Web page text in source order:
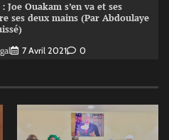
Joe Ouakam s’en va et ses
ses deux mains (Par Abdoulaye
7 Avril 2021 0